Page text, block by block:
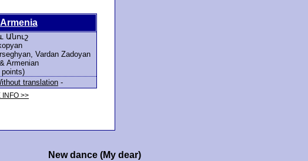
Armenia
Անուշ
Vardan Zadoyan
Armenian
points)
translation -
INFO >>
New dance (My dear)